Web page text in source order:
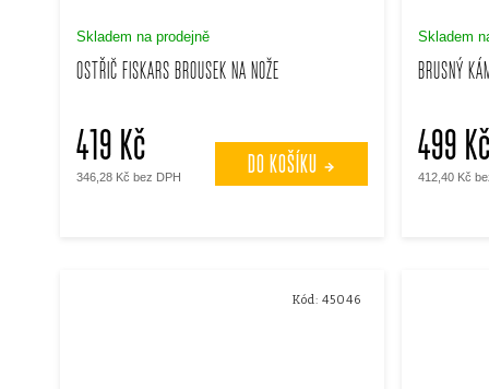
r
o
d
u
OSTŘIČ FISKARS BROUSEK NA NOŽE
Skladem na prodejně
346,28 Kč bez DPH
419 Kč DO KOŠÍKU
BRUSNÝ
Skladem
412,40 Kč
499 Kč
Kód: 45046